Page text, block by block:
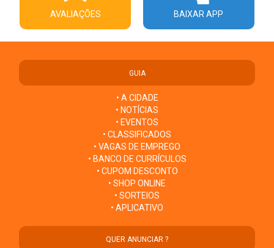
AVALIAÇÕES BAIXAR APP
GUIA
• A CIDADE
• NOTÍCIAS
• EVENTOS
• CLASSIFICADOS
• VAGAS DE EMPREGO
• BANCO DE CURRÍCULOS
• CUPOM DESCONTO
• SHOP ONLINE
• SORTEIOS
• APLICATIVO
QUER ANUNCIAR ?